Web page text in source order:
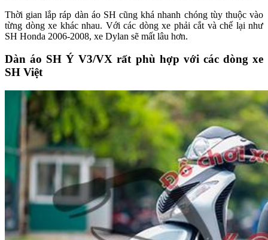
Thời gian lắp ráp dàn áo SH cũng khá nhanh chóng tùy thuộc vào
từng dòng xe khác nhau. Với các dòng xe phải cắt và chế lại như
SH Honda 2006-2008, xe Dylan sẽ mất lâu hơn.
Dàn áo SH Ý V3/VX rất phù hợp với các dòng xe
SH Việt